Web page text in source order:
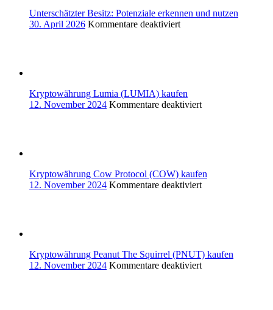
Unterschätzter Besitz: Potenziale erkennen und nutzen
30. April 2026 Kommentare deaktiviertfür
Kryptowährung Lumia (LUMIA) kaufen
12. November 2024 Kommentare deaktiviertfür
Kryptowährung Cow Protocol (COW) kaufen
12. November 2024 Kommentare deaktiviertfür
Kryptowährung Peanut The Squirrel (PNUT) kaufen
12. November 2024 Kommentare deaktiviertfür